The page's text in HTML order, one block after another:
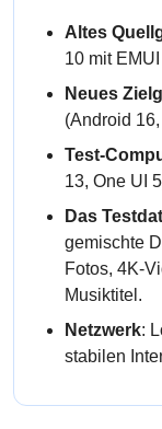
Altes
10 mit
Neues
(Android
Test-
13, One UI
Das
gemischte
Fotos, 4K-
Musiktitel.
Netzwerk:
stabilen